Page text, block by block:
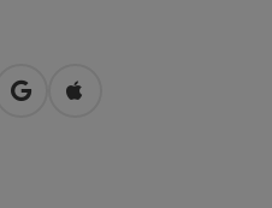
in Google Maps öffnen
in Apple Maps öffnen